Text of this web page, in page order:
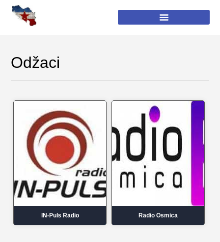
Odžaci
IN-Puls Radio Radio Osmica